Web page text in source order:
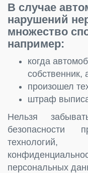
В случае
нарушений
множество
например:
когда
собственник,
произошел
штраф
Нельзя
безопасности
персональных